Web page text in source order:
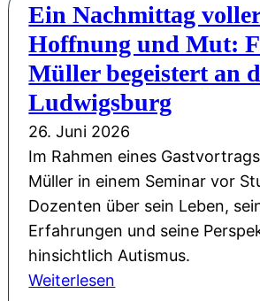
n
e
r
S
a
c
h
e
:
U
n
s
Ein Nachmittag
Hoffnung und Mut:
Müller begeistert an
Ludwigsburg
26. Juni 2026
Im Rahmen eines
Müller in einem Seminar vor
Dozenten über sein Leben,
Erfahrungen und seine
hinsichtlich Autismus.
Weiterlesen